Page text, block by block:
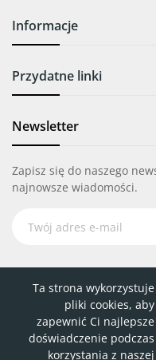
Informacje
Przydatne linki
Newsletter
Zapisz się do naszego
najnowsze wiadomości.
Ta strona wykorzystuje
pliki cookies, aby
zapewnić Ci najlepsze
doświadczenie podczas
korzystania z naszej